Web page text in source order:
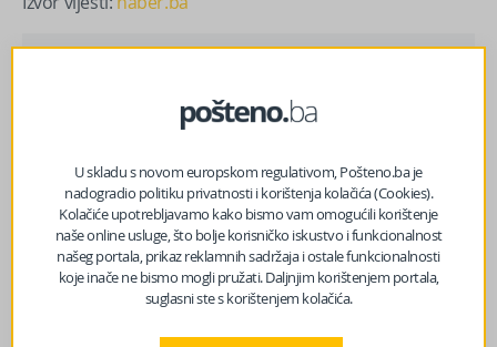
FacebookMessenger
TwitterWhatsApp
Viber Email
U skladu s novom europskom regulativom, Pošteno.ba je
nadogradio politiku privatnosti i korištenja kolačića (Cookies).
Kolačiće upotrebljavamo kako bismo vam omogućili korištenje
naše online usluge, što bolje korisničko iskustvo i funkcionalnost
našeg portala, prikaz reklamnih sadržaja i ostale funkcionalnosti
koje inače ne bismo mogli pružati. Daljnjim korištenjem portala,
suglasni ste s korištenjem kolačića.